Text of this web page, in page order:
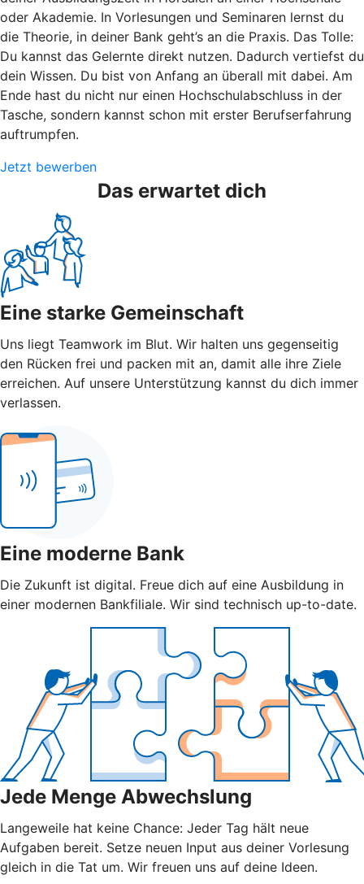
oder Akademie. In Vorlesungen und Seminaren lernst du
die Theorie, in deiner Bank geht’s an die Praxis. Das Tolle:
Du kannst das Gelernte direkt nutzen. Dadurch vertiefst du
dein Wissen. Du bist von Anfang an überall mit dabei. Am
Ende hast du nicht nur einen Hochschulabschluss in der
Tasche, sondern kannst schon mit erster Berufserfahrung
auftrumpfen.
Jetzt bewerben
Das erwartet dich
Eine starke Gemeinschaft
Uns liegt Teamwork im Blut. Wir halten uns gegenseitig
den Rücken frei und packen mit an, damit alle ihre Ziele
erreichen. Auf unsere Unterstützung kannst du dich immer
verlassen.
Eine moderne Bank
Die Zukunft ist digital. Freue dich auf eine Ausbildung in
einer modernen Bankfiliale. Wir sind technisch up-to-date.
Jede Menge Abwechslung
Langeweile hat keine Chance: Jeder Tag hält neue
Aufgaben bereit. Setze neuen Input aus deiner Vorlesung
gleich in die Tat um. Wir freuen uns auf deine Ideen.